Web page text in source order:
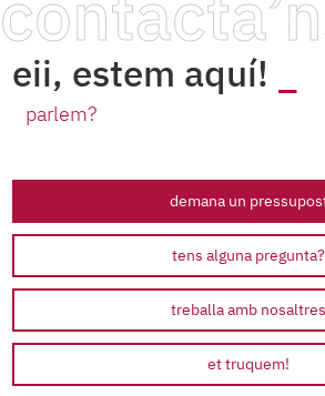
eii, estem aquí!
parlem?
demana un
tens alguna pregunta?
treballa amb nosaltres
et truquem!